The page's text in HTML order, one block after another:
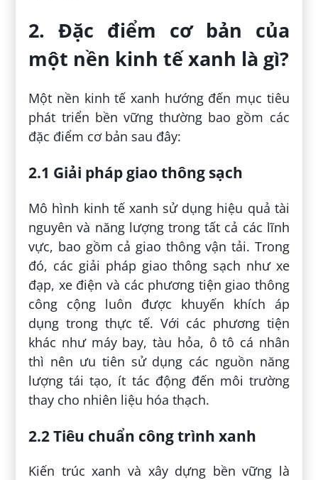
2. Đặc điểm cơ bản của
một nền kinh tế xanh là gì?
Một nền kinh tế xanh hướng đến mục tiêu
phát triển bền vững thường bao gồm các
đặc điểm cơ bản sau đây:
2.1 Giải pháp giao thông sạch
Mô hình kinh tế xanh sử dụng hiệu quả tài
nguyên và năng lượng trong tất cả các lĩnh
vực, bao gồm cả giao thông vận tải. Trong
đó, các giải pháp giao thông sạch như xe
đạp, xe điện và các phương tiện giao thông
công cộng luôn được khuyến khích áp
dụng trong thực tế. Với các phương tiện
khác như máy bay, tàu hỏa, ô tô cá nhân
thì nên ưu tiên sử dụng các nguồn năng
lượng tái tạo, ít tác động đến môi trường
thay cho nhiên liệu hóa thạch.
2.2 Tiêu chuẩn công trình xanh
Kiến trúc xanh và xây dựng bền vững là